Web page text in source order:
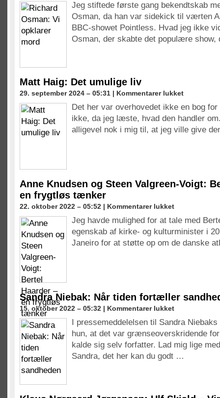
Osman:
Vi
opklarer
mord
Jeg stiftede første gang bekendtskab
Osman, da han var sidekick til værten
BBC-showet Pointless. Hvad jeg ikke
Osman, der skabte det populære
Matt Haig: Det umulige liv
29. september 2024 – 05:31 | Kommentarer lukkettil
Haig:
Det
umulige
Det her var overhovedet ikke en bog
ikke, da jeg læste, hvad den handler
alligevel nok i mig til, at jeg ville give
Anne Knudsen og Steen Valgreen-Voigt:
en frygtløs tænker
22. oktober 2022 – 05:52 | Kommentarer lukkettil
Knudsen
og
Steen
frygtløs
tænker
Jeg havde mulighed for at tale med
egenskab af kirke- og kulturminister i
Janeiro for at støtte op om de danske
Sandra Niebak: Når tiden fortæller
15. oktober 2022 – 05:32 | Kommentarer lukkettil
Niebak:
Når
tiden
fortæller
sandheden
I pressemeddelelsen til Sandra
hun, at det var grænseoverskridende
kalde sig selv forfatter. Lad mig lige
Sandra, det her kan du godt …